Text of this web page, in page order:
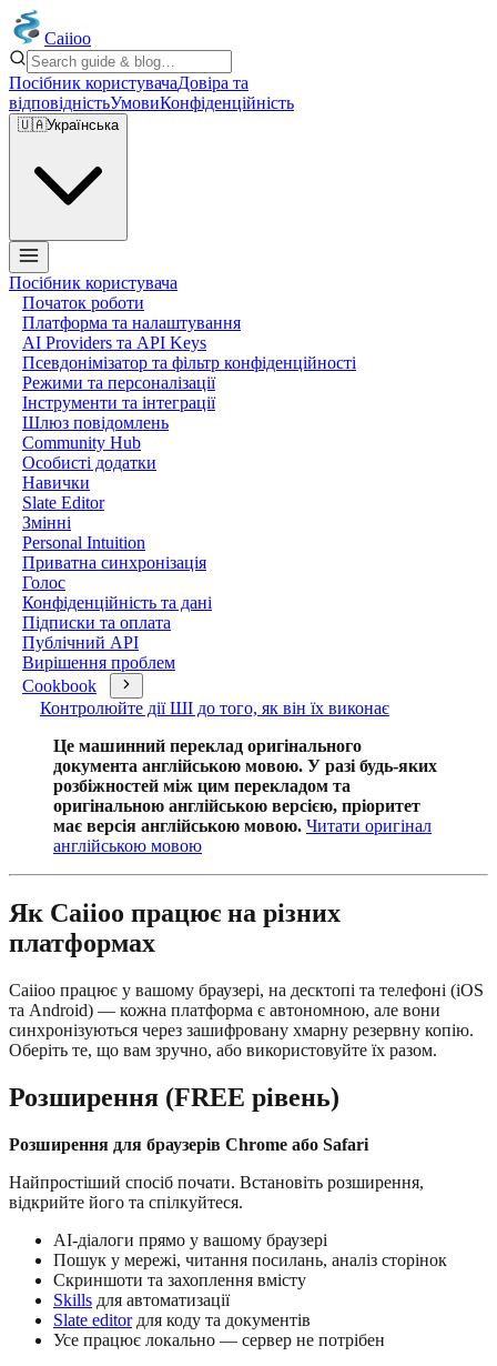
Caiioo
Посібник користувачаДовіра та
відповідністьУмовиКонфіденційність
🇺🇦Українська
Посібник користувача
Початок роботи
Платформа та налаштування
AI Providers та API Keys
Псевдонімізатор та фільтр конфіденційності
Режими та персоналізації
Інструменти та інтеграції
Шлюз повідомлень
Community Hub
Особисті додатки
Навички
Slate Editor
Змінні
Personal Intuition
Приватна синхронізація
Голос
Конфіденційність та дані
Підписки та оплата
Публічний API
Вирішення проблем
Cookbook
Контролюйте дії ШІ до того, як він їх виконає
Це машинний переклад оригінального
документа англійською мовою. У разі будь-яких
розбіжностей між цим перекладом та
оригінальною англійською версією, пріоритет
має версія англійською мовою. Читати оригінал
англійською мовою
Як Caiioo працює на різних
платформах
Caiioo працює у вашому браузері, на десктопі та телефоні (iOS
та Android) — кожна платформа є автономною, але вони
синхронізуються через зашифровану хмарну резервну копію.
Оберіть те, що вам зручно, або використовуйте їх разом.
Розширення (FREE рівень)
Розширення для браузерів Chrome або Safari
Найпростіший спосіб почати. Встановіть розширення,
відкрийте його та спілкуйтеся.
AI-діалоги прямо у вашому браузері
Пошук у мережі, читання посилань, аналіз сторінок
Скриншоти та захоплення вмісту
Skills для автоматизації
Slate editorдля коду та документів
Усе працює локально — сервер не потрібен